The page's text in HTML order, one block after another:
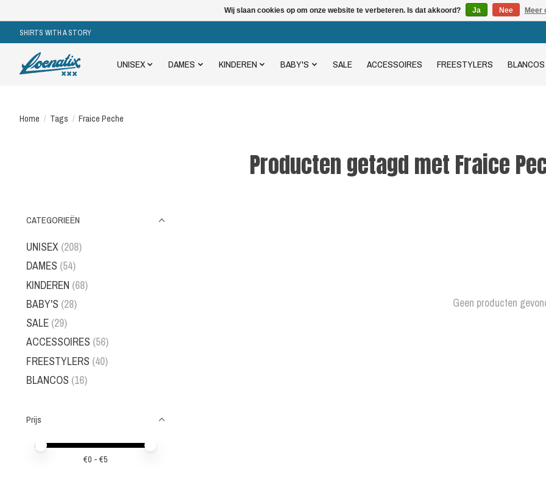
SHIRTS WITH A STORY
UNISEX DAMES KINDEREN BABY'S SALE ACCESSOIRES FREESTYLERS BLANCOS
Home / Tags / Fraice Peche
Producten getagd met Fraice
CATEGORIEËN
UNISEX (208)
DAMES (54)
KINDEREN (68)
BABY'S (28)
SALE (29)
ACCESSOIRES (56)
FREESTYLERS (40)
BLANCOS (16)
Prijs
Minimale prijswaarde
Price maximum value
€0 - €5
Geen producten
Wij slaan cookies op om onze website te verbeteren. Is dat akkoord? Ja Nee Meer